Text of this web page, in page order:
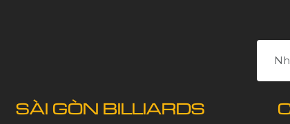
SÀI GÒN BILLIARDS